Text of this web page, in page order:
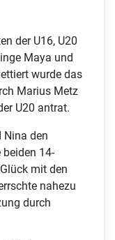
der U16, U20
Maya und
wurde das
Marius Metz
U20 antrat.
den
14-
mit den
nahezu
durch